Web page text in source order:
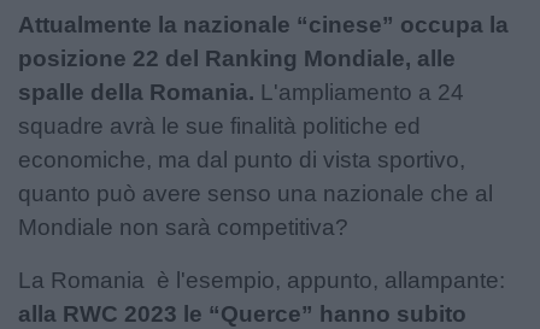
Attualmente la nazionale “cinese” occupa la
posizione 22 del Ranking Mondiale, alle
spalle della Romania. L'ampliamento a 24
squadre avrà le sue finalità politiche ed
economiche, ma dal punto di vista sportivo,
quanto può avere senso una nazionale che al
Mondiale non sarà competitiva?
La Romania è l'esempio, appunto, allampante:
alla RWC 2023 le “Querce” hanno subito